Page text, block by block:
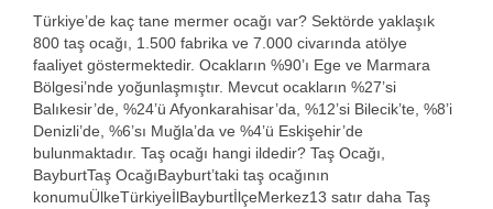
Türkiye’de kaç tane mermer ocağı var? Sektörde yaklaşık
800 taş ocağı, 1.500 fabrika ve 7.000 civarında atölye
faaliyet göstermektedir. Ocakların %90’ı Ege ve Marmara
Bölgesi’nde yoğunlaşmıştır. Mevcut ocakların %27’si
Balıkesir’de, %24’ü Afyonkarahisar’da, %12’si Bilecik’te, %8’i
Denizli’de, %6’sı Muğla’da ve %4’ü Eskişehir’de
bulunmaktadır. Taş ocağı hangi ildedir? Taş Ocağı,
BayburtTaş OcağıBayburt’taki taş ocağının
konumuÜlkeTürkiyeİlBayburtİlçeMerkez13 satır daha Taş